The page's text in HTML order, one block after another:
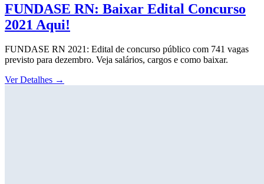
FUNDASE RN: Baixar Edital Concurso
2021 Aqui!
FUNDASE RN 2021: Edital de concurso público com 741 vagas
previsto para dezembro. Veja salários, cargos e como baixar.
Ver Detalhes →